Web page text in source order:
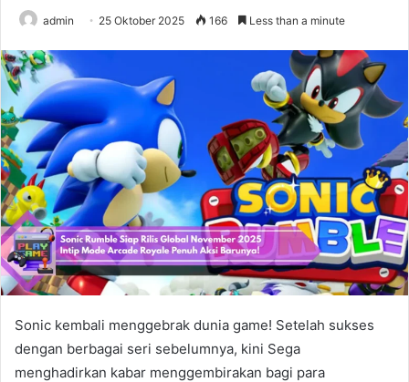
admin 25 Oktober 2025 166 Less than a minute
Sonic kembali menggebrak dunia game! Setelah sukses
dengan berbagai seri sebelumnya, kini Sega
menghadirkan kabar menggembirakan bagi para